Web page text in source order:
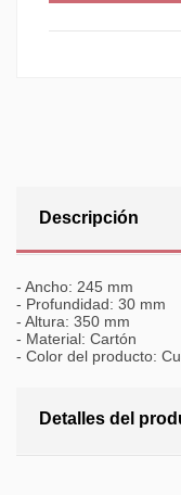
Descripción
- Ancho: 245 mm
- Profundidad: 30 mm
- Altura: 350 mm
- Material: Cartón
- Color del producto:
Detalles del